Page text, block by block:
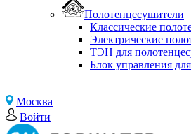
Полотенцесушители
Классические
Электрические
ТЭН для
Блок управления
Москва
Войти